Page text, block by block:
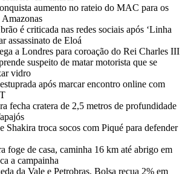
aumento no rateio do MAC para os
é criticada nas redes sociais após ‘Linha
assassinato de Eloá
a Londres para coroação do Rei Charles III
suspeito de matar motorista que se
vidro
após marcar encontro online com
fecha cratera de 2,5 metros de profundidade
Shakira troca socos com Piqué para defender
foge de casa, caminha 16 km até abrigo em
a campainha
da Vale e Petrobras, Bolsa recua 2% em